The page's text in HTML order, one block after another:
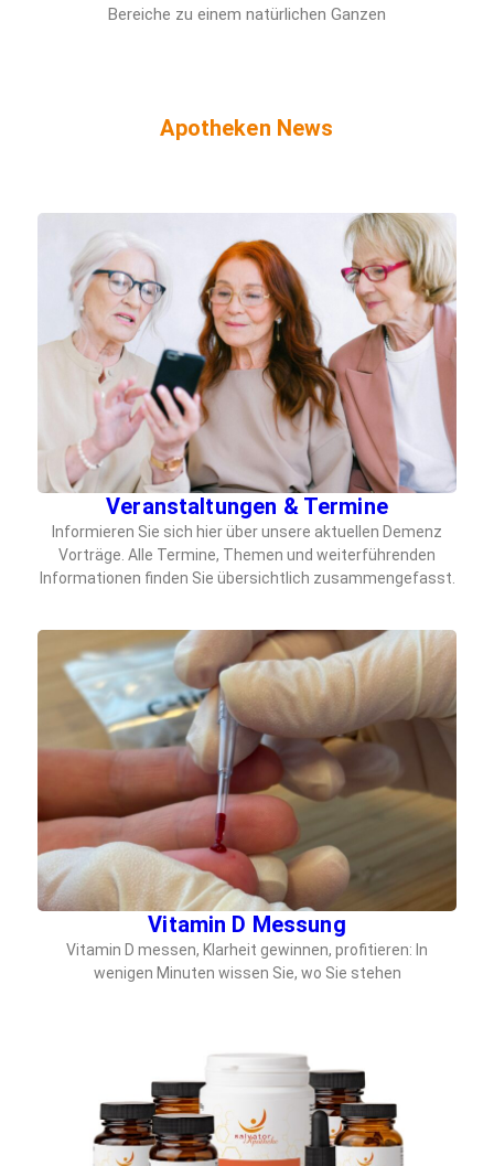
Bereiche zu einem natürlichen Ganzen
Apotheken News
Veranstaltungen & Termine
Informieren Sie sich hier über unsere aktuellen Demenz
Vorträge. Alle Termine, Themen und weiterführenden
Informationen finden Sie übersichtlich zusammengefasst.
Vitamin D Messung
Vitamin D messen, Klarheit gewinnen, profitieren: In
wenigen Minuten wissen Sie, wo Sie stehen